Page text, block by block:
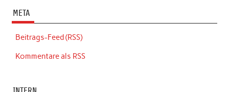
META
Beitrags-Feed (RSS)
Kommentare als RSS